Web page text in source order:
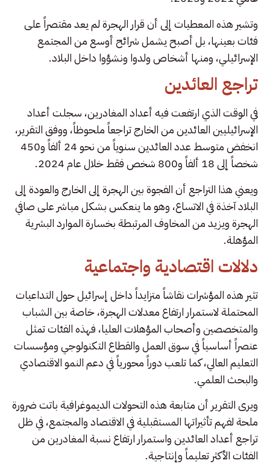
وتشير هذه المعطيات إلى أن قرار الهجرة لم يعد مقتصراً على
فئات بعينها، بل أصبح يشمل شرائح أوسع من المجتمع
الإسرائيلي، ومنها أشخاص ولدوا ونشؤوا داخل البلاد.
تراجع العائدين
في الوقت الذي ارتفعت فيه أعداد المغادرين، سجلت أعداد
الإسرائيليين العائدين من الخارج تراجعاً ملحوظاً، ووفق التقرير،
انخفض متوسط عدد العائدين سنوياً من نحو 24 ألفاً و450
شخصاً إلى 18 ألفاً و800 شخص فقط خلال عام 2024.
ويعني هذا التراجع أن الفجوة بين الهجرة إلى الخارج والعودة إلى
البلاد آخذة في الاتساع، وهو ما ينعكس بشكل مباشر على صافي
الهجرة ويزيد من المخاوف المرتبطة بخسارة الموارد البشرية
المؤهلة.
دلالات اقتصادية واجتماعية
تثير هذه المؤشرات نقاشاً متزايداً داخل إسرائيل حول التداعيات
المحتملة لاستمرار ارتفاع معدلات الهجرة، خاصة بين الشباب
والمتخصصين وأصحاب المؤهلات العليا، فهذه الفئات تمثل
عنصراً أساسياً في سوق العمل والقطاع التكنولوجي ومؤسسات
التعليم العالي، كما تلعب دوراً محورياً في دعم النمو الاقتصادي
والبحث العلمي.
ويرى التقرير أن متابعة هذه التحولات الديموغرافية باتت ضرورة
ملحة لفهم تأثيراتها المستقبلية في الاقتصاد والمجتمع، في ظل
تراجع أعداد العائدين واستمرار ارتفاع نسبة المغادرين من
الفئات الأكثر تعليماً وإنتاجية.